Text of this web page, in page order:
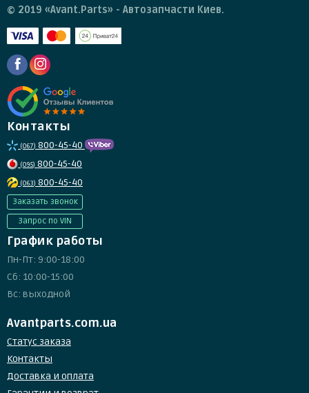
© 2019 «Avant.Parts» - Автозапчасти Киев.
Контакты
(067) 800-45-40
(095) 800-45-40
(063) 800-45-40
Заказать звонок
Запрос по VIN
График работы
Пн-Пт: 9:00-18:00
Сб: 10:00-15:00
Вс: выходной
Avantparts.com.ua
Статус заказа
Контакты
Доставка и оплата